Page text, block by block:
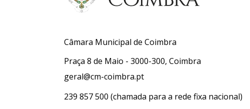
Câmara Municipal de Coimbra
Praça 8 de Maio - 3000-300, Coimbra
geral@cm-coimbra.pt
239 857 500 (chamada para a rede fixa nacional)